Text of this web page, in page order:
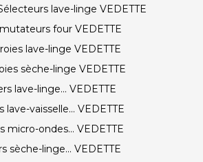
lave-linge VEDETTE
four VEDETTE
lave-linge VEDETTE
sèche-linge VEDETTE
lave-linge... VEDETTE
lave-vaisselle... VEDETTE
micro-ondes... VEDETTE
sèche-linge... VEDETTE